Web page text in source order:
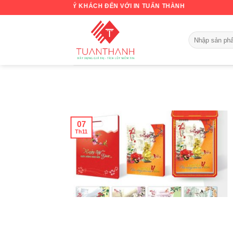
MỪNG QUÝ KHÁCH ĐẾN VỚI IN TUẤN THÀNH
07
Th11